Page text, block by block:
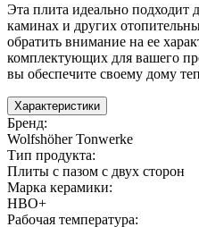
Эта плита идеально подходит
каминах и других
обратить внимание на ее
комплектующих для вашего
вы обеспечите своему дому
Характеристики
Бренд:
Wolfshöher Tonwerke
Тип продукта:
Плиты с пазом с двух сторон
Марка керамики:
HBO+
Рабочая температура: